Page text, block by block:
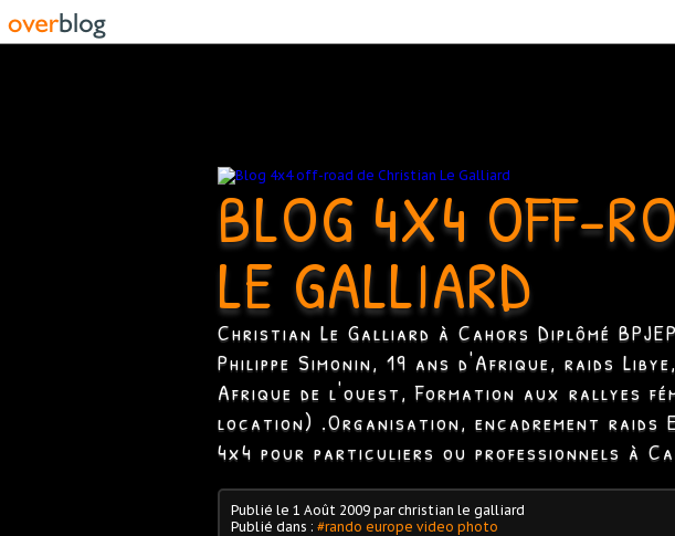
BLOG 4X4 OFF-
LE GALLIARD
Christian Le Galliard à Cahors Diplômé
Philippe Simonin, 19 ans d'Afrique, raids
Afrique de l'ouest, Formation aux rallyes
location) .Organisation, encadrement raids
4x4 pour particuliers ou professionnels à
Publié le 1 Août 2009 par christian le galliard
Publié dans : #rando europe video photo